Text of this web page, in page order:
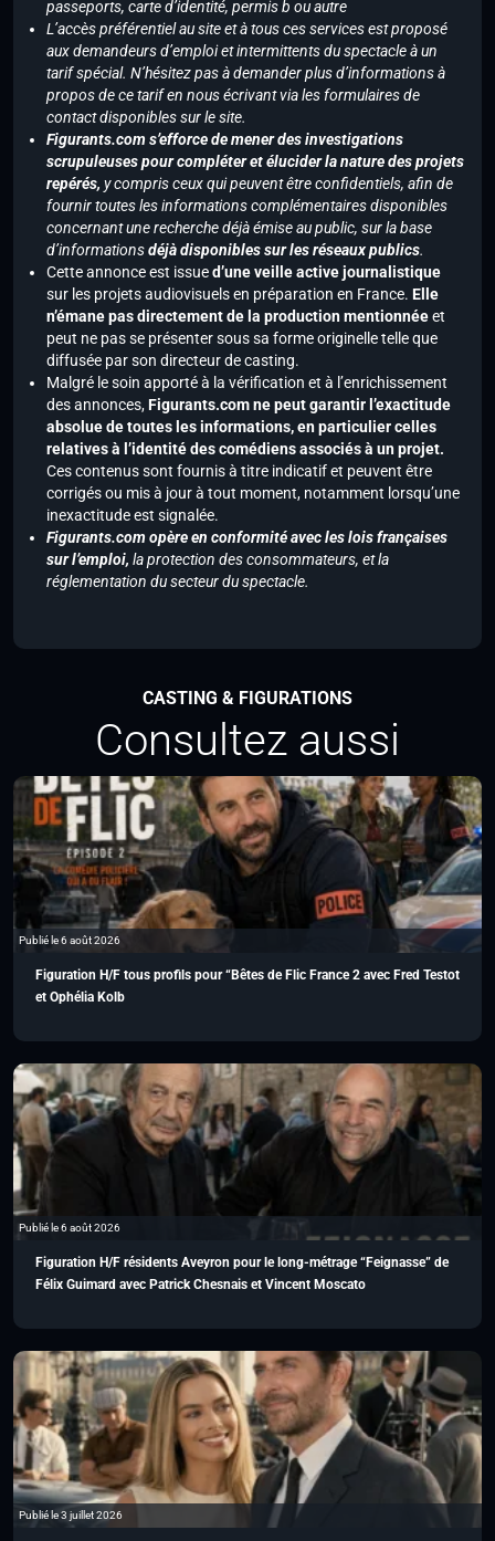
passeports, carte d’identité, permis b ou autre
L’accès préférentiel au site et à tous ces services est proposé
aux demandeurs d’emploi et intermittents du spectacle à un
tarif spécial. N’hésitez pas à demander plus d’informations à
propos de ce tarif en nous écrivant via les formulaires de
contact disponibles sur le site.
Figurants.com s’efforce de mener des investigations
scrupuleuses pour compléter et élucider la nature des projets
repérés, y compris ceux qui peuvent être confidentiels, afin de
fournir toutes les informations complémentaires disponibles
concernant une recherche déjà émise au public, sur la base
d’informationsdéjà disponibles sur les réseaux publics.
Cette annonce est issued’une veille active journalistique
sur les projets audiovisuels en préparation en France. Elle
n’émane pas directement de la production mentionnéeet
peut ne pas se présenter sous sa forme originelle telle que
diffusée par son directeur de casting.
Malgré le soin apporté à la vérification et à l’enrichissement
des annonces,Figurants.com ne peut garantir l’exactitude
absolue de toutes les informations, en particulier celles
relatives à l’identité des comédiens associés à un projet.
Ces contenus sont fournis à titre indicatif et peuvent être
corrigés ou mis à jour à tout moment, notamment lorsqu’une
inexactitude est signalée.
Figurants.com opère en conformité avec les lois françaises
sur l’emploi, la protection des consommateurs, et la
réglementation du secteur du spectacle.
CASTING & FIGURATIONS
Consultez aussi
Publié le 6 août 2026
Figuration H/F tous profils pour “Bêtes de Flic France 2 avec Fred Testot
et Ophélia Kolb
Publié le 6 août 2026
Figuration H/F résidents Aveyron pour le long-métrage “Feignasse” de
Félix Guimard avec Patrick Chesnais et Vincent Moscato
Publié le 3 juillet 2026